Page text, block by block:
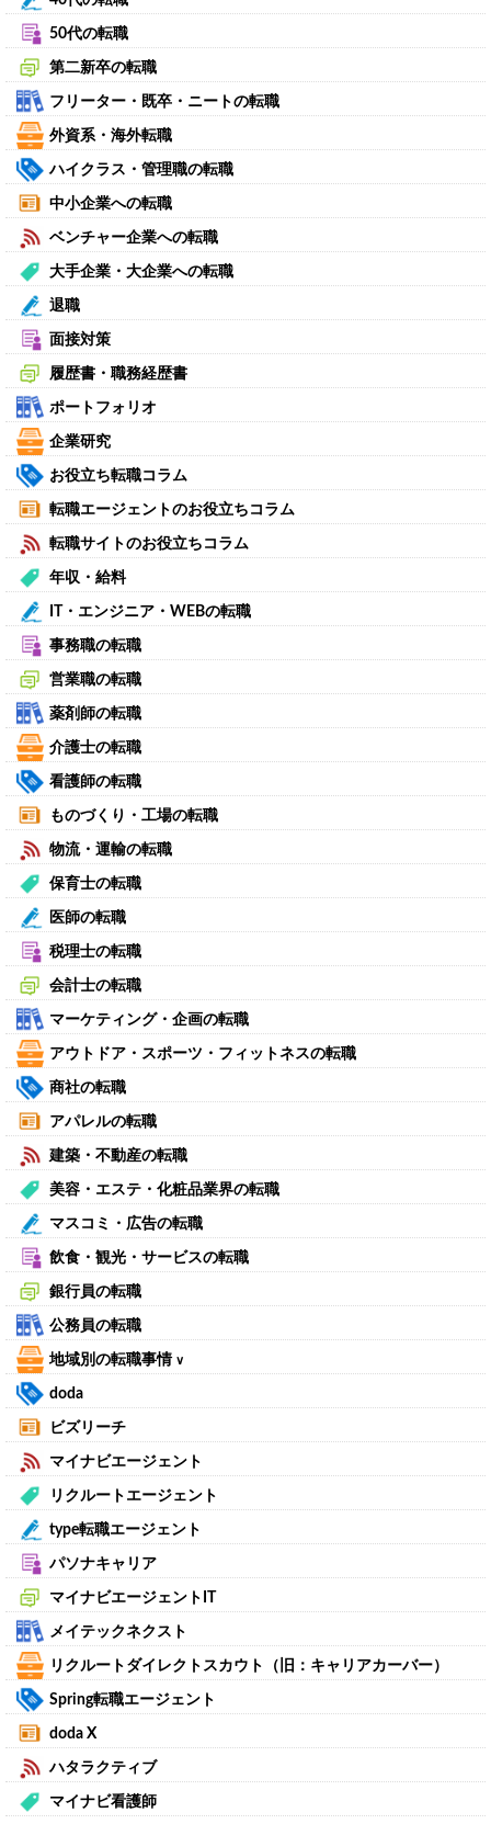
50代の転職
第二新卒の転職
フリーター・既卒・ニートの転職
外資系・海外転職
ハイクラス・管理職の転職
中小企業への転職
ベンチャー企業への転職
大手企業・大企業への転職
退職
面接対策
履歴書・職務経歴書
ポートフォリオ
企業研究
お役立ち転職コラム
転職エージェントのお役立ちコラム
転職サイトのお役立ちコラム
年収・給料
IT・エンジニア・WEBの転職
事務職の転職
営業職の転職
薬剤師の転職
介護士の転職
看護師の転職
ものづくり・工場の転職
物流・運輸の転職
保育士の転職
医師の転職
税理士の転職
会計士の転職
マーケティング・企画の転職
アウトドア・スポーツ・フィットネスの転職
商社の転職
アパレルの転職
建築・不動産の転職
美容・エステ・化粧品業界の転職
マスコミ・広告の転職
飲食・観光・サービスの転職
銀行員の転職
公務員の転職
地域別の転職事情 ∨
doda
ビズリーチ
マイナビエージェント
リクルートエージェント
type転職エージェント
パソナキャリア
マイナビエージェントIT
メイテックネクスト
リクルートダイレクトスカウト（旧：キャリアカーバー）
Spring転職エージェント
doda X
ハタラクティブ
マイナビ看護師